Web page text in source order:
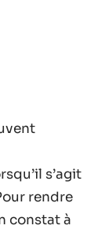
s’agit
rendre
constat à